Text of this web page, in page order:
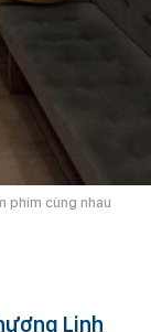
phim cùng nhau
Linh